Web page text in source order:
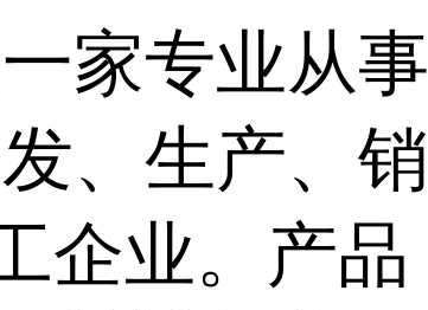
家专业从事
、生产、销
企业。产品